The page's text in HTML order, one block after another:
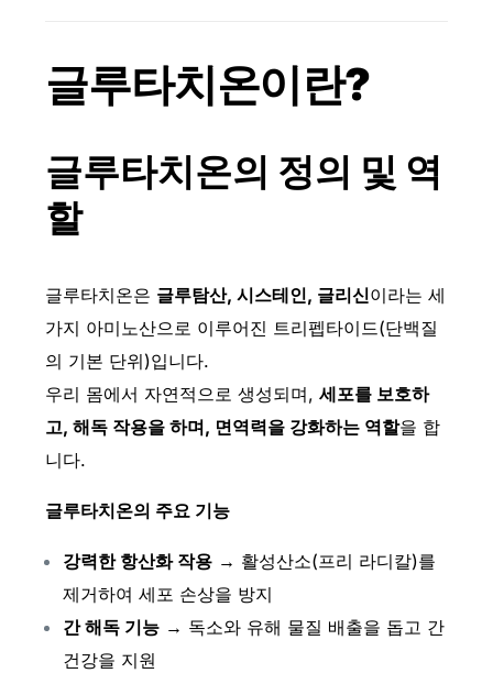
글루타치온이란?
글루타치온의 정의 및 역
할
글루타치온은 글루탐산, 시스테인, 글리신이라는 세
가지 아미노산으로 이루어진 트리펩타이드(단백질
의 기본 단위)입니다.
우리 몸에서 자연적으로 생성되며, 세포를 보호하
고, 해독 작용을 하며, 면역력을 강화하는 역할을 합
니다.
글루타치온의 주요 기능
강력한 항산화 작용→ 활성산소(프리 라디칼)를
제거하여 세포 손상을 방지
간 해독 기능→ 독소와 유해 물질 배출을 돕고 간
건강을 지원